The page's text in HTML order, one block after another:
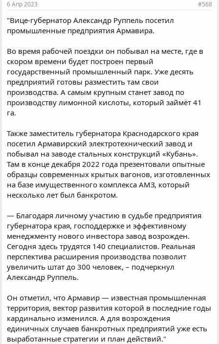
6 Апр 2023 #568
"Вице-губернатор Александр Руппель посетил
промышленные предприятия Армавира.
Во время рабочей поездки он побывал на месте, где в
скором времени будет построен первый
государственный промышленный парк. Уже десять
предприятий готовы разместить там свои
производства. А самым крупным станет завод по
производству лимонной кислоты, который займёт 41
га.
Также заместитель губернатора Краснодарского края
посетил Армавирский электротехнический завод и
побывал на заводе стальных конструкций «Кубань».
Там в конце декабря 2022 года презентовали опытные
образцы современных крытых вагонов, изготовленных
на базе имущественного комплекса АМЗ, который
несколько лет был банкротом.
— Благодаря личному участию в судьбе предприятия
губернатора края, господдержке и эффективному
менеджменту нового инвестора завод возрожден.
Сегодня здесь трудятся 140 специалистов. Реальная
перспектива расширения производства позволит
увеличить штат до 300 человек, – подчеркнул
Александр Руппель.
Он отметил, что Армавир — известная промышленная
территория, вектор развития которой в последние годы
кардинально изменился. А для возрождения
единичных случаев банкротных предприятий уже есть
выработанные стратегии и план действий."